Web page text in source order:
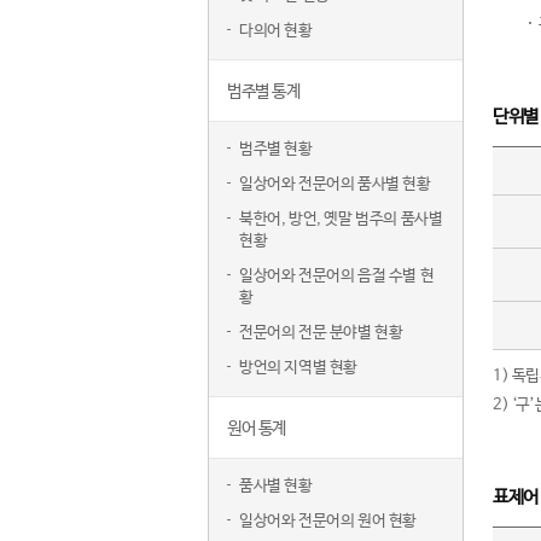
다의어 현황
범주별 통계
범주별 현황
일상어와 전문어의 품사별 현황
북한어, 방언, 옛말 범주의 품사별
현황
일상어와 전문어의 음절 수별 현
황
전문어의 전문 분야별 현황
방언의 지역별 현황
원어 통계
품사별 현황
일상어와 전문어의 원어 현황
단위
1) 독립
2) ‘구
표제